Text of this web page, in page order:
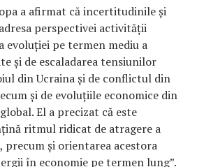
a afirmat că incertitudinile şi
perspectivei activităţii
evoluţiei pe termen mediu a
şi de escaladarea tensiunilor
din Ucraina şi de conflictul din
şi de evoluţiile economice din
El a precizat că este
ritmul ridicat de atragere a
şi orientarea acestora
în economie pe termen lung”.